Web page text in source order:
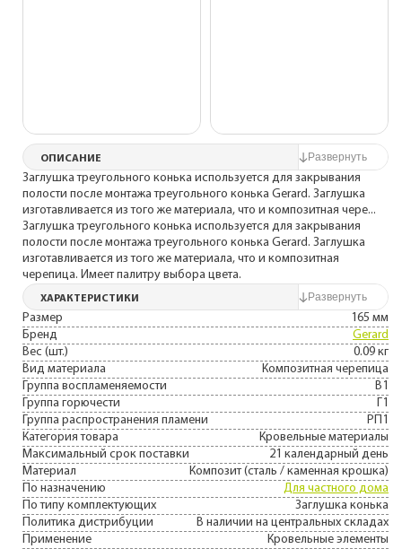
ОПИСАНИЕ
Заглушка треугольного конька используется для закрывания
полости после монтажа треугольного конька Gerard. Заглушка
изготавливается из того же материала, что и композитная чере...
Заглушка треугольного конька используется для закрывания
полости после монтажа треугольного конька Gerard. Заглушка
изготавливается из того же материала, что и композитная
черепица. Имеет палитру выбора цвета.
ХАРАКТЕРИСТИКИ
Размер
165 мм
Бренд
Gerard
Вес (шт.)
0.09 кг
Вид материала
Композитная черепица
Группа воспламеняемости
В1
Группа горючести
Г1
Группа распространения пламени
РП1
Категория товара
Кровельные материалы
Максимальный срок поставки
21 календарный день
Материал
Композит (сталь / каменная крошка)
По назначению
Для частного дома
По типу комплектующих
Заглушка конька
Политика дистрибуции
В наличии на центральных складах
Применение
Кровельные элементы